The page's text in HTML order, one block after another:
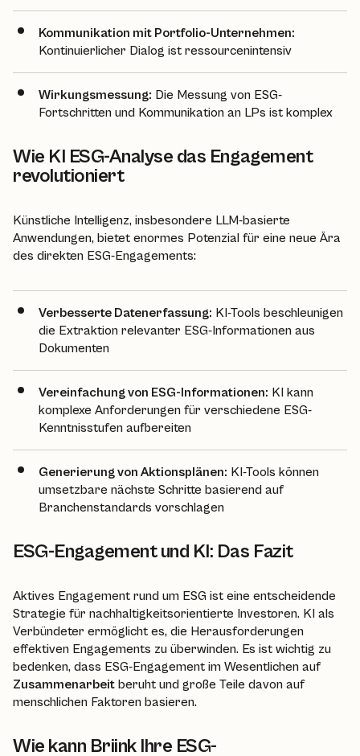
Kommunikation mit Portfolio-Unternehmen:
Kontinuierlicher Dialog ist ressourcenintensiv
Wirkungsmessung: Die Messung von ESG-
Fortschritten und Kommunikation an LPs ist komplex
Wie KI ESG-Analyse das Engagement
revolutioniert
Künstliche Intelligenz, insbesondere LLM-basierte
Anwendungen, bietet enormes Potenzial für eine neue Ära
des direkten ESG-Engagements:
Verbesserte Datenerfassung: KI-Tools beschleunigen
die Extraktion relevanter ESG-Informationen aus
Dokumenten
Vereinfachung von ESG-Informationen: KI kann
komplexe Anforderungen für verschiedene ESG-
Kenntnisstufen aufbereiten
Generierung von Aktionsplänen: KI-Tools können
umsetzbare nächste Schritte basierend auf
Branchenstandards vorschlagen
ESG-Engagement und KI: Das Fazit
Aktives Engagement rund um ESG ist eine entscheidende
Strategie für nachhaltigkeitsorientierte Investoren. KI als
Verbündeter ermöglicht es, die Herausforderungen
effektiven Engagements zu überwinden. Es ist wichtig zu
bedenken, dass ESG-Engagement im Wesentlichen auf
Zusammenarbeit beruht und große Teile davon auf
menschlichen Faktoren basieren.
Wie kann Briink Ihre ESG-